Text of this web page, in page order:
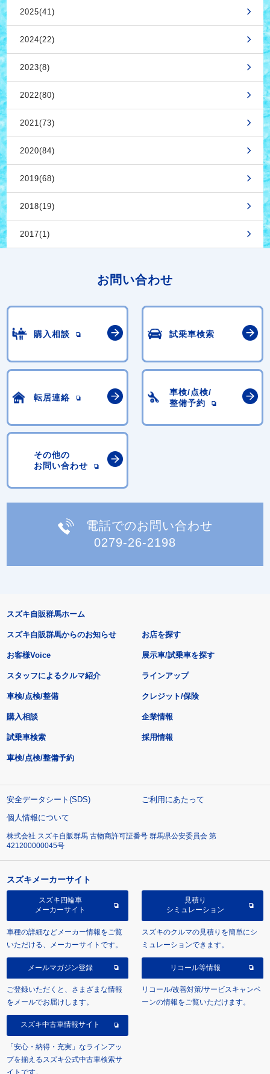
2025(41)
2024(22)
2023(8)
2022(80)
2021(73)
2020(84)
2019(68)
2018(19)
2017(1)
お問い合わせ
購入相談 試乗車検索
転居連絡
車検/点検/
整備予約
その他の
お問い合わせ
電話でのお問い合わせ
0279-26-2198
スズキ自販群馬ホーム
スズキ自販群馬からのお知らせ
お客様Voice
スタッフによるクルマ紹介
お店を探す
展示車/試乗車を探す
ラインアップ
車検/点検/整備 クレジット/保険
購入相談
試乗車検索
車検/点検/整備予約
企業情報
採用情報
安全データシート(SDS)
ご利用にあたって
個人情報について
株式会社 スズキ自販群馬 古物商許可証番号 群馬県公安委員会 第
421200000045号
スズキメーカーサイト
スズキ四輪車
メーカーサイト
車種の詳細などメーカー情報をご覧
いただける、メーカーサイトです。
見積り
シミュレーション
スズキのクルマの見積りを簡単にシ
ミュレーションできます。
メールマガジン登録
ご登録いただくと、さまざまな情報
をメールでお届けします。
リコール等情報
リコール/改善対策/サービスキャンペ
ーンの情報をご覧いただけます。
スズキ中古車情報サイト
「安心・納得・充実」なラインアッ
プを揃えるスズキ公式中古車検索サ
イトです。